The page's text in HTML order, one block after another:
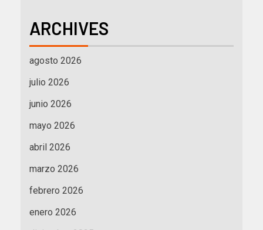
ARCHIVES
agosto 2026
julio 2026
junio 2026
mayo 2026
abril 2026
marzo 2026
febrero 2026
enero 2026